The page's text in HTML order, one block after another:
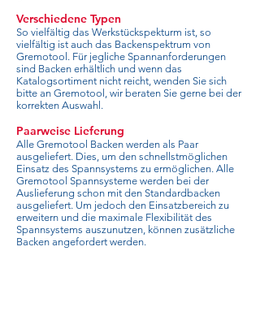
Verschiedene Typen
So vielfältig das Werkstückspekturm ist, so
vielfältig ist auch das Backenspektrum von
Gremotool. Für jegliche Spannanforderungen
sind Backen erhältlich und wenn das
Katalogsortiment nicht reicht, wenden Sie sich
bitte an Gremotool, wir beraten Sie gerne bei der
korrekten Auswahl.
Paarweise Lieferung
Alle Gremotool Backen werden als Paar
ausgeliefert. Dies, um den schnellstmöglichen
Einsatz des Spannsystems zu ermöglichen. Alle
Gremotool Spannsysteme werden bei der
Auslieferung schon mit den Standardbacken
ausgeliefert. Um jedoch den Einsatzbereich zu
erweitern und die maximale Flexibilität des
Spannsystems auszunutzen, können zusätzliche
Backen angefordert werden.